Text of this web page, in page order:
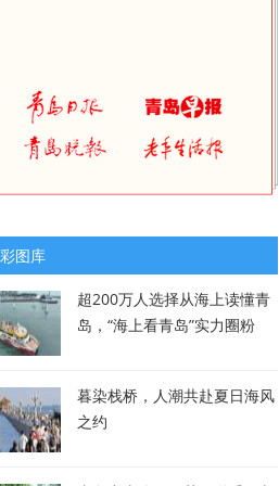
图库
超200万人选择从海上读懂青
岛，“海上看青岛”实力圈粉
暮染栈桥，人潮共赴夏日海风
之约